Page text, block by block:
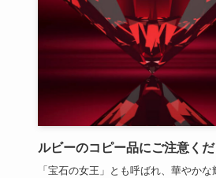
ルビーのコピー品にご注意くだ
「宝石の女王」とも呼ばれ、華やかな